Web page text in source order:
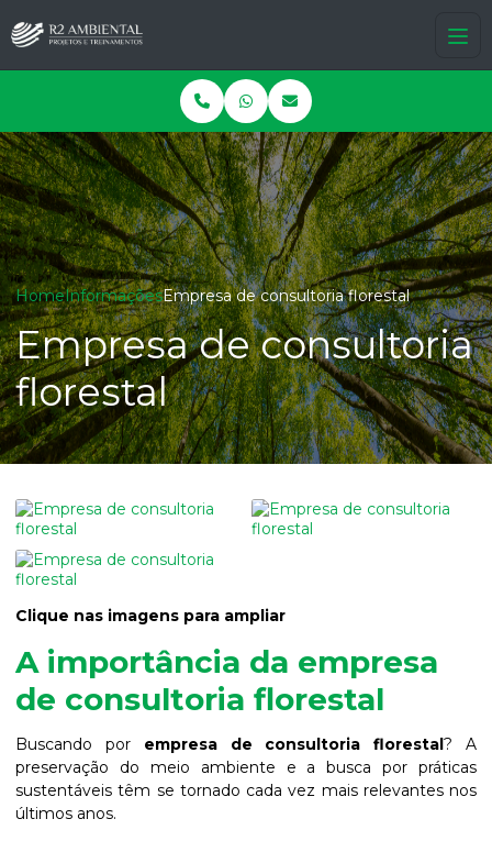
HomeInformaçõesEmpresa de consultoria florestal
Empresa de consultoria
florestal
Clique nas imagens para ampliar
A importância da empresa
de consultoria florestal
Buscando por empresa de consultoria florestal? A
preservação do meio ambiente e a busca por práticas
sustentáveis têm se tornado cada vez mais relevantes nos
últimos anos.